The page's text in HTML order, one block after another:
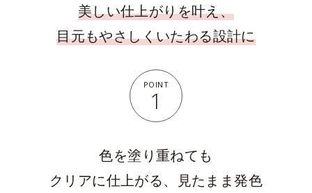
美しい仕上がりを叶え、
目元もやさしくいたわる設計に
POINT
1
色を塗り重ねても
クリアに仕上がる、見たまま発色